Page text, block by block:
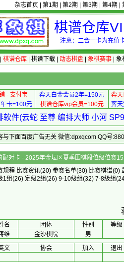
杂志首页 第1期 第2期 第3期 第4期
棋谱仓库
注意：二合一卡为充值
棋谱仓库| 棋谱下载| 动态棋盘| 象棋赛事| 象
- 支付宝 弈天白金会员2年=150元
弈
卡=100元
棋谱仓库vip会员=100元 弈
软件(云蛇 至尊 编排大师 小河
与下面百度广告无关 微信:dpxqcom QQ号
人]的配对卡 - 2025年金坛
规程 比赛资讯(20) 参赛名单(30) 比赛棋谱(0)
1组(26) 定级2组(26) 9-10级组(32) 7-8级组
名 团体 性别
等级
维 金沙棋院
男
文 协会 加入 退出